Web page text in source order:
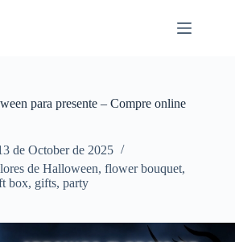
para presente – Compre online
de October de 2025
de Halloween, flower bouquet,
box, gifts, party